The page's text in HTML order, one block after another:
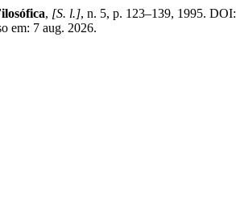
, [S. l.], n. 5, p. 123–139, 1995. DOI:
em: 7 aug. 2026.